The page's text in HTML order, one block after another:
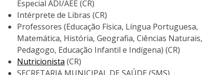
Especial ADI/AEE (CR)
Intérprete de Libras (CR)
Professores (Educação Física, Língua Portuguesa,
Matemática, História, Geografia, Ciências Naturais,
Pedagogo, Educação Infantil e Indígena) (CR)
Nutricionista (CR)